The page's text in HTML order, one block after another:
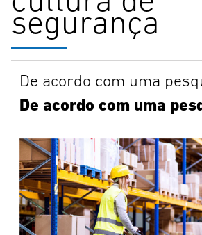
segurança
De acordo com uma
De acordo com uma